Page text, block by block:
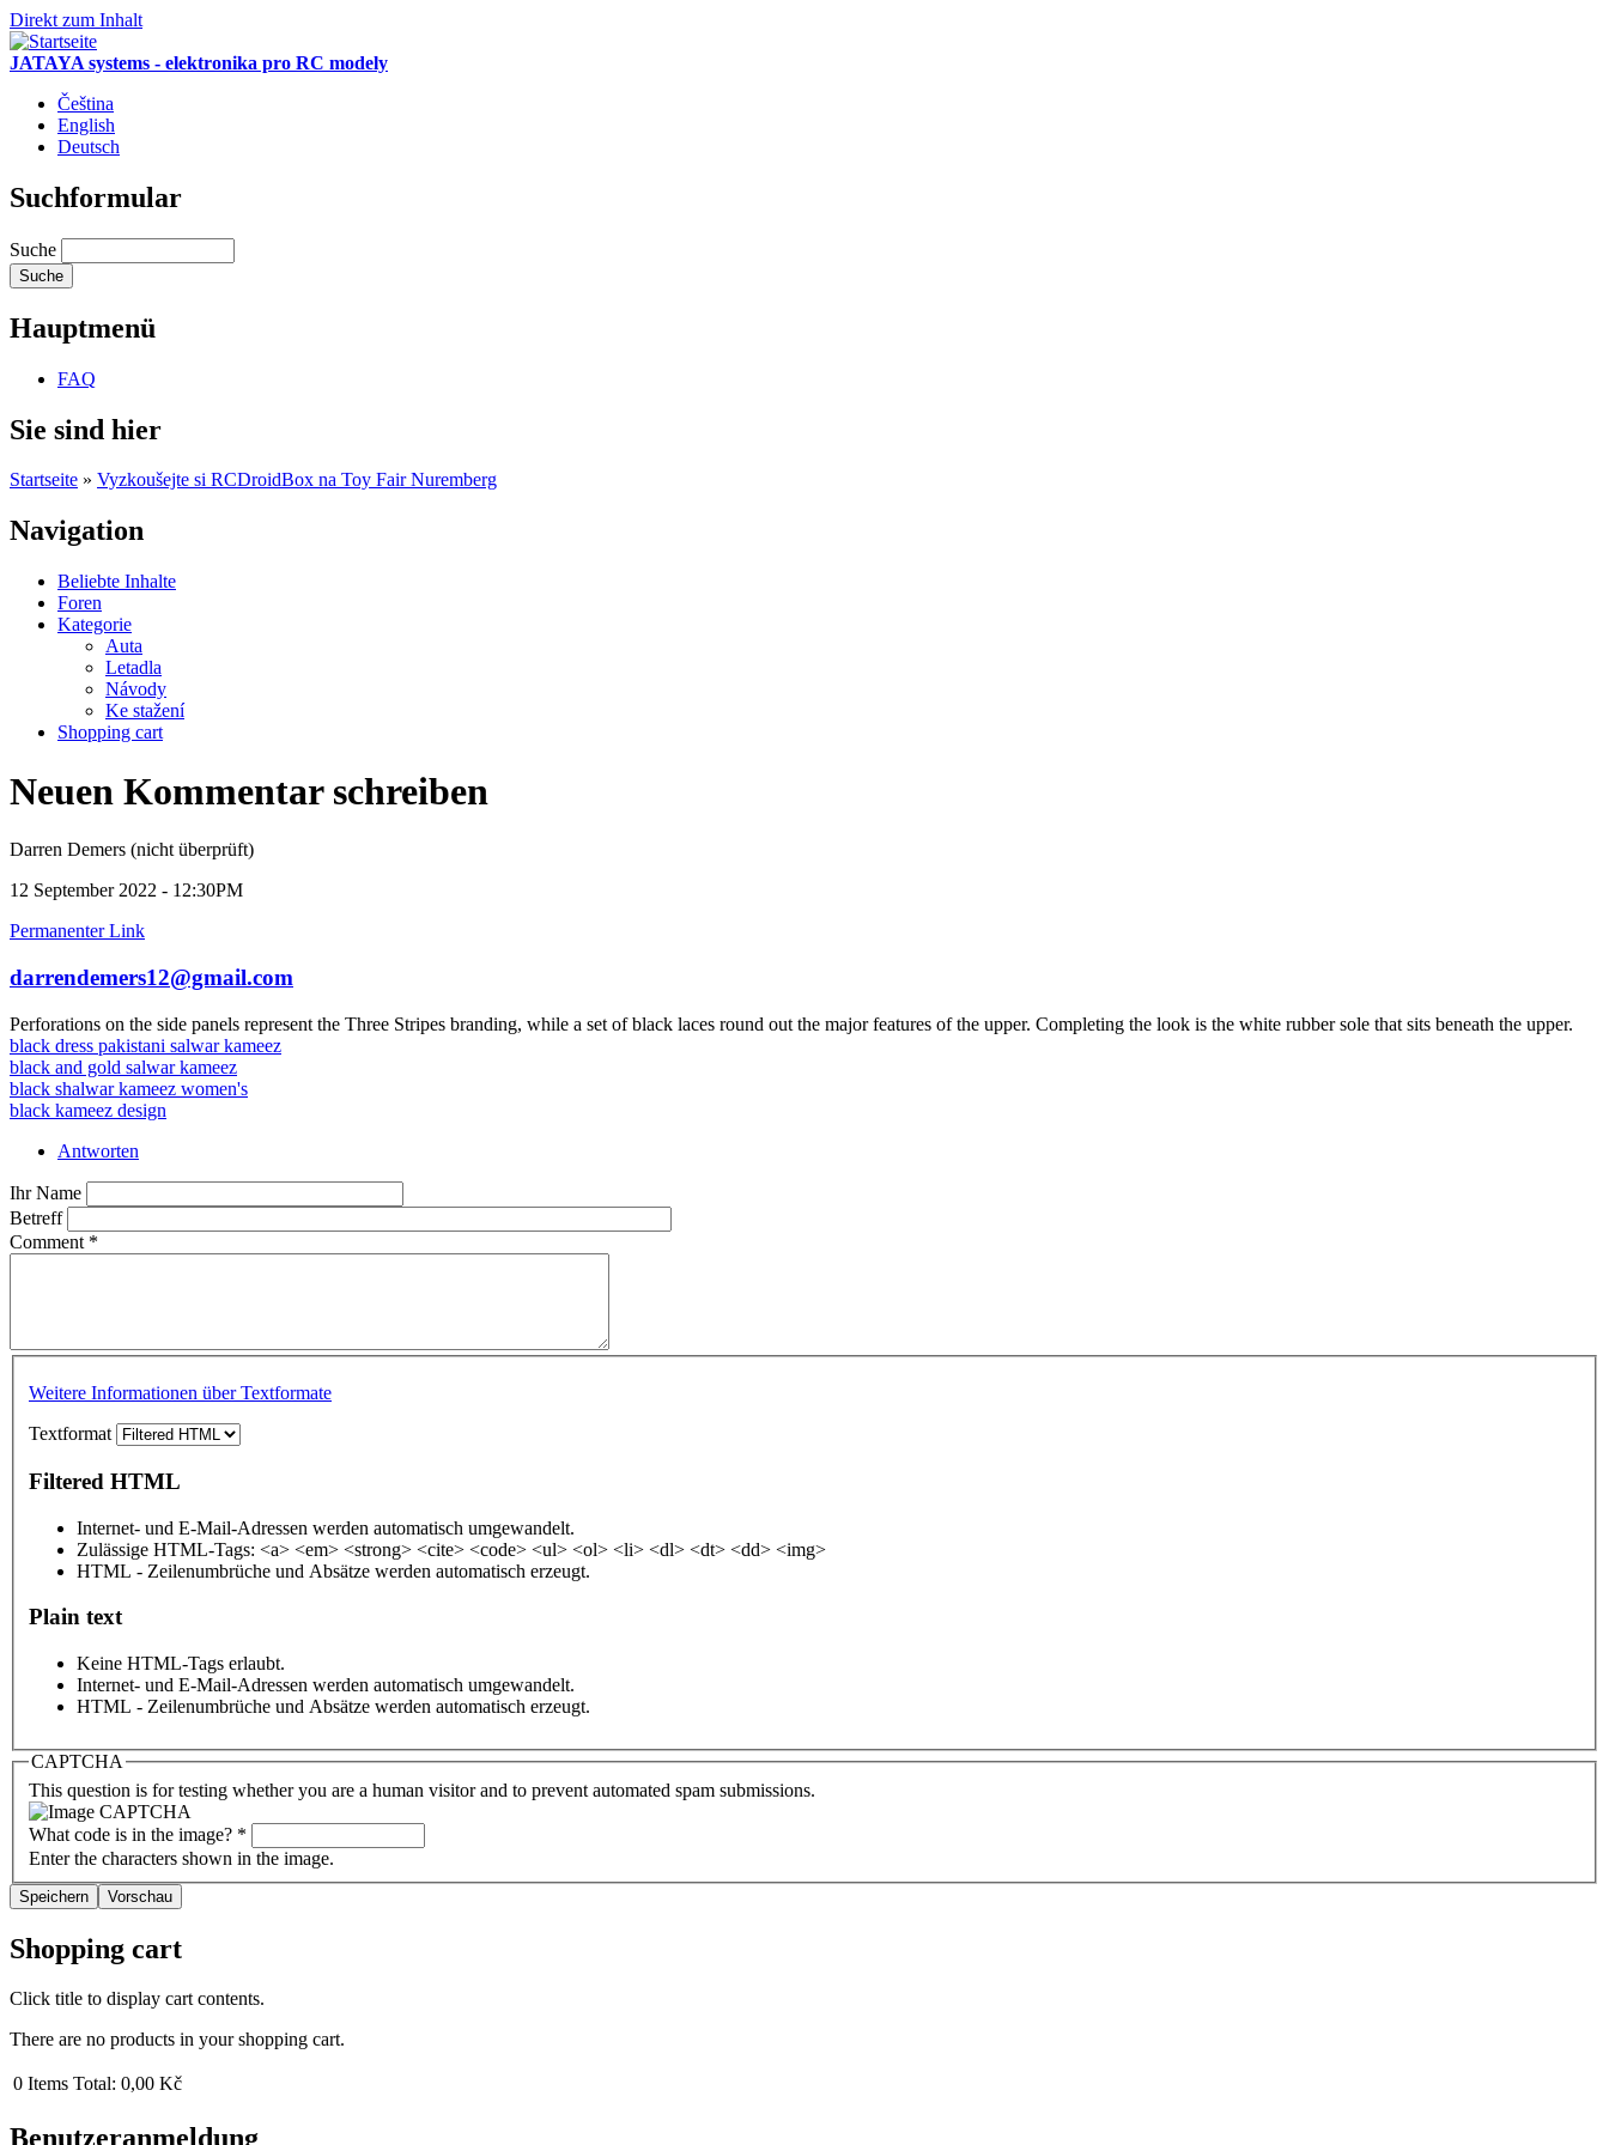
Direkt zum Inhalt
JATAYA systems - elektronika pro RC modely
Čeština
English
Deutsch
Suchformular
Suche
Hauptmenü
FAQ
Sie sind hier
Startseite » Vyzkoušejte si RCDroidBox na Toy Fair Nuremberg
Navigation
Beliebte Inhalte
Foren
Kategorie
Auta
Letadla
Návody
Ke stažení
Shopping cart
Neuen Kommentar schreiben
Darren Demers (nicht überprüft)
12 September 2022 - 12:30PM
Permanenter Link
darrendemers12@gmail.com
Perforations on the side panels represent the Three Stripes branding, while a set of black laces round out the major features of the upper. Completing the look is the white rubber sole that sits beneath the upper.
black dress pakistani salwar kameez
black and gold salwar kameez
black shalwar kameez women's
black kameez design
Antworten
Ihr Name
Betreff
Comment *
Weitere Informationen über Textformate
Textformat
Filtered HTML
Internet- und E-Mail-Adressen werden automatisch umgewandelt.
Zulässige HTML-Tags: <a> <em> <strong> <cite> <code> <ul> <ol> <li> <dl> <dt> <dd> <img>
HTML - Zeilenumbrüche und Absätze werden automatisch erzeugt.
Plain text
Keine HTML-Tags erlaubt.
Internet- und E-Mail-Adressen werden automatisch umgewandelt.
HTML - Zeilenumbrüche und Absätze werden automatisch erzeugt.
CAPTCHA
This question is for testing whether you are a human visitor and to prevent automated spam submissions.
What code is in the image? *
Enter the characters shown in the image.
Shopping cart
Click title to display cart contents.
There are no products in your shopping cart.
0 Items Total: 0,00 Kč
Benutzeranmeldung